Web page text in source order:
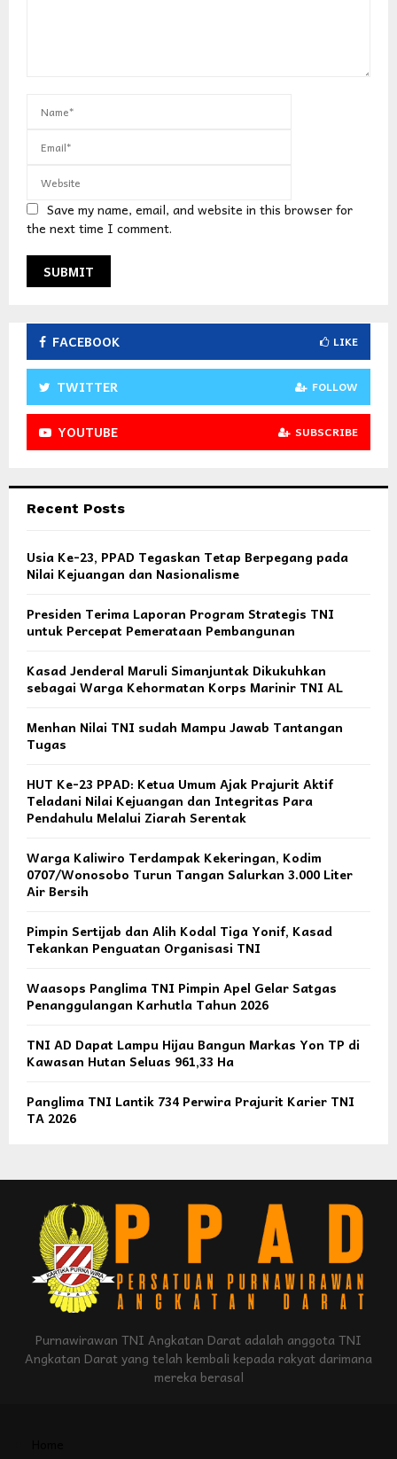
Save my name, email, and website in this browser for
the next time I comment.
FACEBOOK LIKE
TWITTER FOLLOW
YOUTUBE SUBSCRIBE
Recent Posts
Usia Ke-23, PPAD Tegaskan Tetap Berpegang pada
Nilai Kejuangan dan Nasionalisme
Presiden Terima Laporan Program Strategis TNI
untuk Percepat Pemerataan Pembangunan
Kasad Jenderal Maruli Simanjuntak Dikukuhkan
sebagai Warga Kehormatan Korps Marinir TNI AL
Menhan Nilai TNI sudah Mampu Jawab Tantangan
Tugas
HUT Ke-23 PPAD: Ketua Umum Ajak Prajurit Aktif
Teladani Nilai Kejuangan dan Integritas Para
Pendahulu Melalui Ziarah Serentak
Warga Kaliwiro Terdampak Kekeringan, Kodim
0707/Wonosobo Turun Tangan Salurkan 3.000 Liter
Air Bersih
Pimpin Sertijab dan Alih Kodal Tiga Yonif, Kasad
Tekankan Penguatan Organisasi TNI
Waasops Panglima TNI Pimpin Apel Gelar Satgas
Penanggulangan Karhutla Tahun 2026
TNI AD Dapat Lampu Hijau Bangun Markas Yon TP di
Kawasan Hutan Seluas 961,33 Ha
Panglima TNI Lantik 734 Perwira Prajurit Karier TNI
TA 2026
Purnawirawan TNI Angkatan Darat adalah anggota TNI
Angkatan Darat yang telah kembali kepada rakyat darimana
mereka berasal